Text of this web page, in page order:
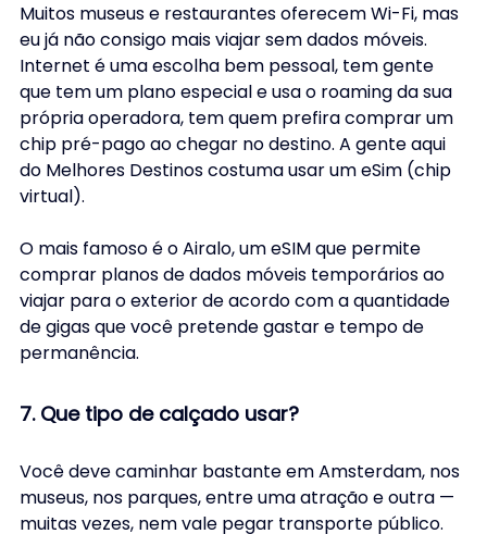
Muitos museus e restaurantes oferecem Wi-Fi, mas
eu já não consigo mais viajar sem dados móveis.
Internet é uma escolha bem pessoal, tem gente
que tem um plano especial e usa o roaming da sua
própria operadora, tem quem prefira comprar um
chip pré-pago ao chegar no destino. A gente aqui
do Melhores Destinos costuma usar um eSim (chip
virtual).
O mais famoso é o Airalo, um eSIM que permite
comprar planos de dados móveis temporários ao
viajar para o exterior de acordo com a quantidade
de gigas que você pretende gastar e tempo de
permanência.
7. Que tipo de calçado usar?
Você deve caminhar bastante em Amsterdam, nos
museus, nos parques, entre uma atração e outra —
muitas vezes, nem vale pegar transporte público.